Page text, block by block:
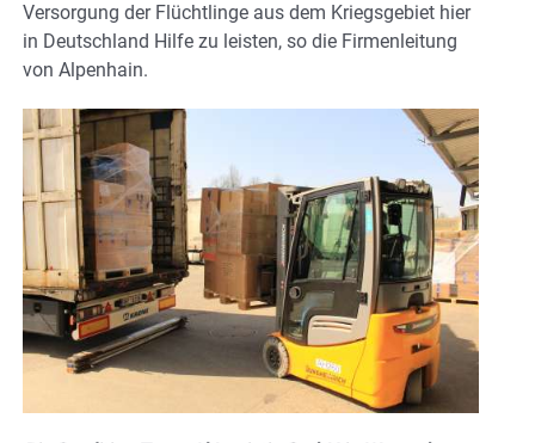
Versorgung der Flüchtlinge aus dem Kriegsgebiet hier
in Deutschland Hilfe zu leisten, so die Firmenleitung
von Alpenhain.